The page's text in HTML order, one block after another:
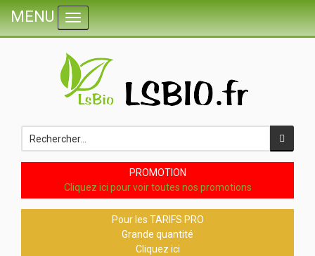
PROMOTION
Cliquez ici pour voir toutes nos promotions
Pour les TARIFS PRO
Grande quantité
Cliquez ici
MENU Toggle navigation